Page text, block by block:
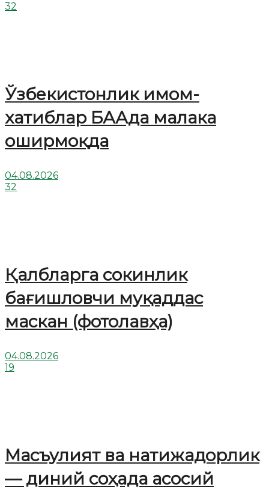
32
Ўзбекистонлик имом-
хатиблар БААда малака
оширмоқда
04.08.2026
32
Қалбларга сокинлик
бағишловчи муқаддас
маскан (фотолавҳа)
04.08.2026
19
Масъулият ва натижадорлик
— диний соҳада асосий